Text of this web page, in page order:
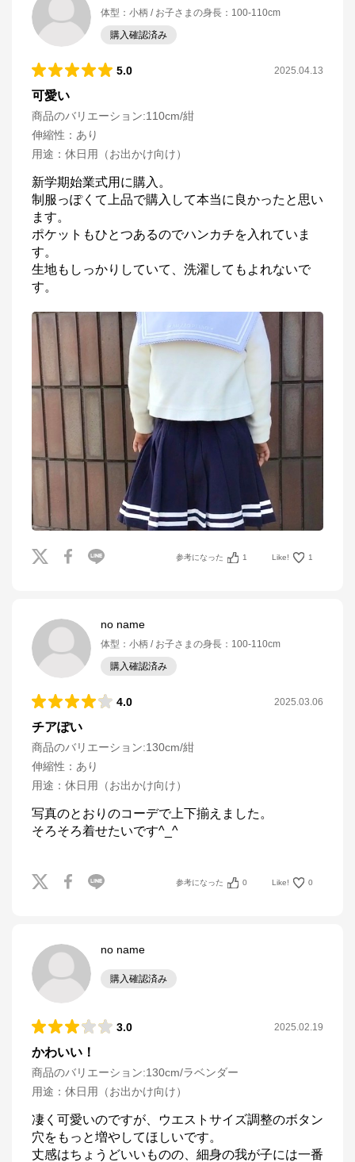
体型 ： 小柄 お子さまの身長 ： 100-110cm
購入確認済み
5.0 2025.04.13
可愛い
商品のバリエーション:110cm/紺
伸縮性 ： あり
用途 ： 休日用（お出かけ向け）
新学期始業式用に購入。
制服っぽくて上品で購入して本当に良かったと思い
ます。
ポケットもひとつあるのでハンカチを入れていま
す。
生地もしっかりしていて、洗濯してもよれないで
す。
参考になった 1 Like! 1
no name
体型 ： 小柄 お子さまの身長 ： 100-110cm
購入確認済み
4.0 2025.03.06
チアぽい
商品のバリエーション:130cm/紺
伸縮性 ： あり
用途 ： 休日用（お出かけ向け）
写真のとおりのコーデで上下揃えました。
そろそろ着せたいです^_^
参考になった 0 Like! 0
no name
購入確認済み
3.0 2025.02.19
かわいい！
商品のバリエーション:130cm/ラベンダー
用途 ： 休日用（お出かけ向け）
凄く可愛いのですが、ウエストサイズ調整のボタン
穴をもっと増やしてほしいです。
丈感はちょうどいいものの、細身の我が子には一番